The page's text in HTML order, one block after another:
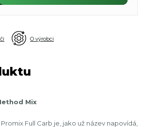
O výrobci
Mix
Full Carb je, jako už název napovídá,